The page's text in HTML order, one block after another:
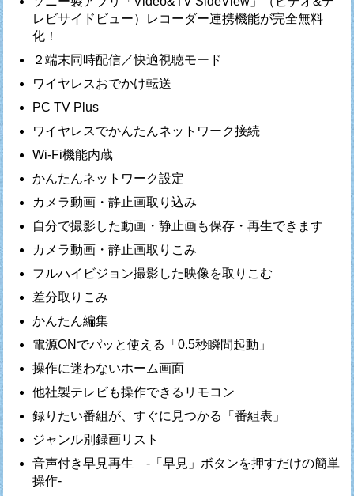
レビサイドビュー）レコーダー連携機能が完全無料
化！
２端末同時配信／快適視聴モード
ワイヤレスおでかけ転送
PC TV Plus
ワイヤレスでかんたんネットワーク接続
Wi-Fi機能内蔵
かんたんネットワーク設定
カメラ動画・静止画取り込み
自分で撮影した動画・静止画も保存・再生できます
カメラ動画・静止画取りこみ
フルハイビジョン撮影した映像を取りこむ
差分取りこみ
かんたん編集
電源ONでパッと使える「0.5秒瞬間起動」
操作に迷わないホーム画面
他社製テレビも操作できるリモコン
録りたい番組が、すぐに見つかる「番組表」
ジャンル別録画リスト
音声付き早見再生 -「早見」ボタンを押すだけの簡単
操作-